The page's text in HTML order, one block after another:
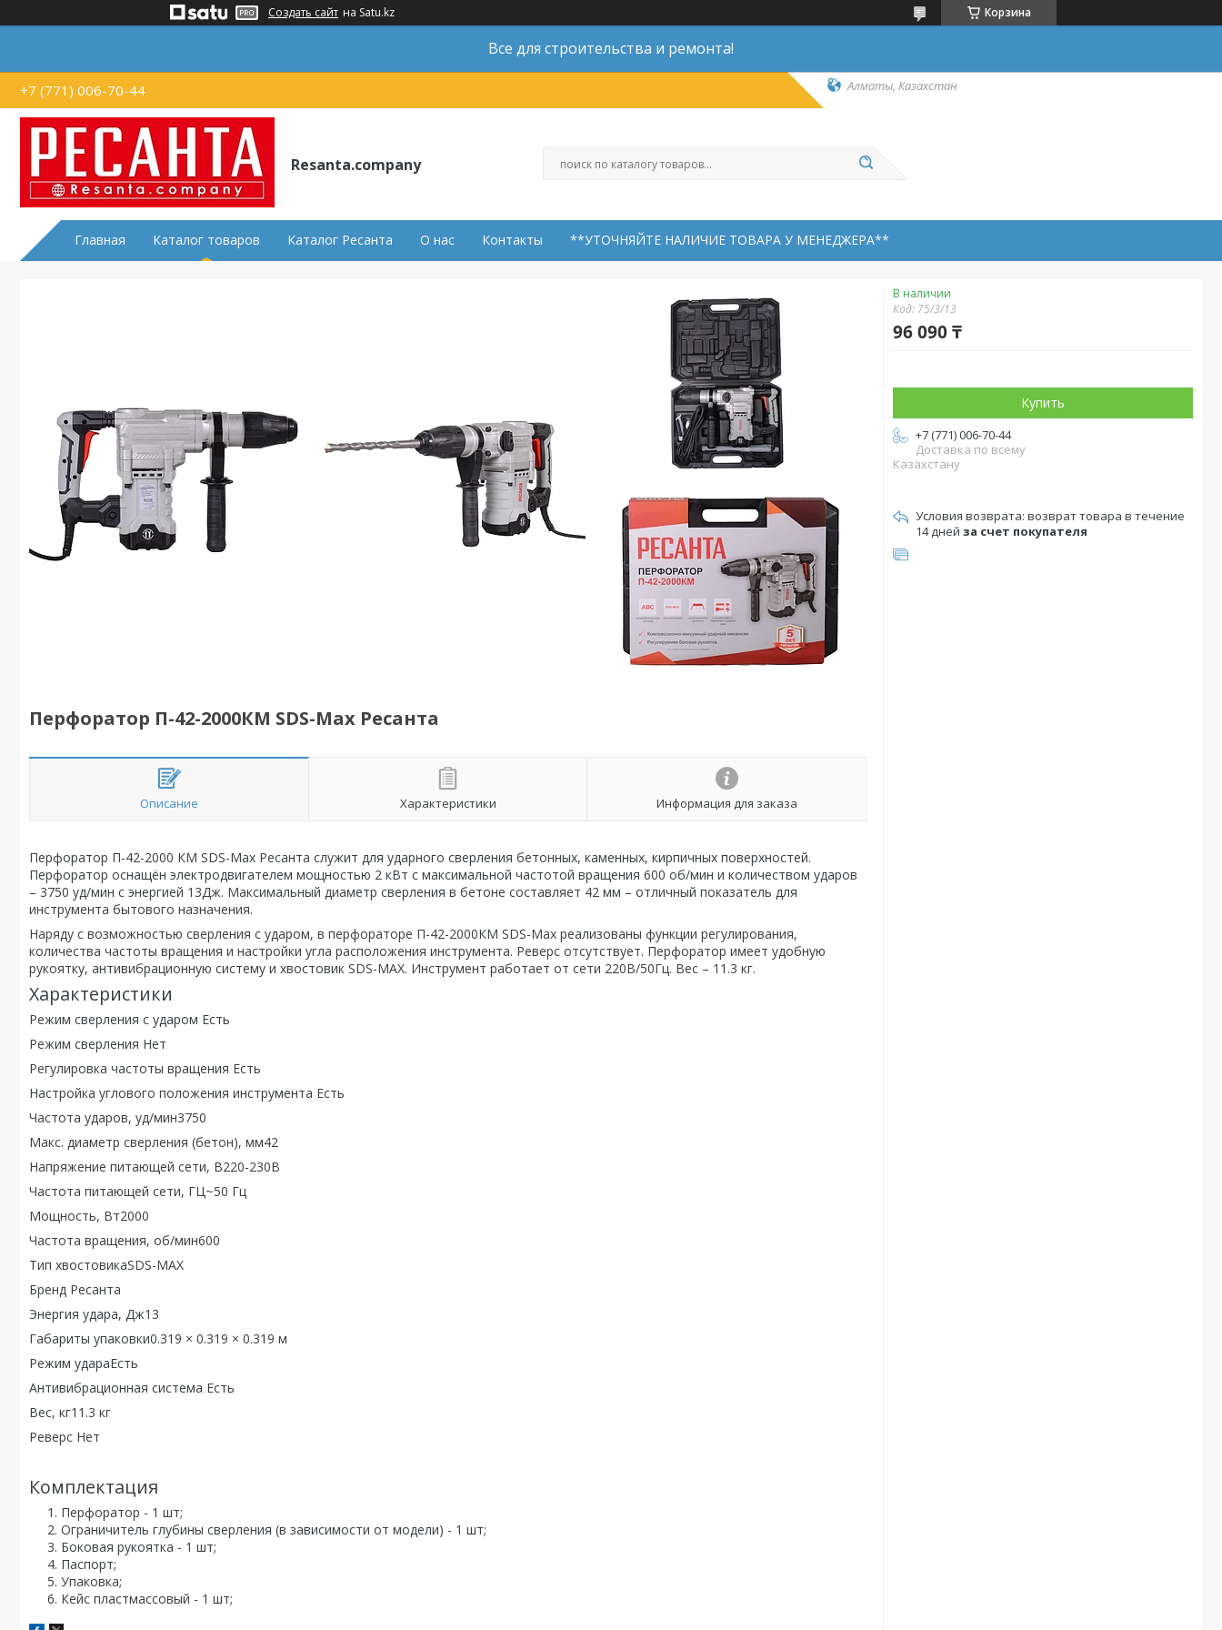
Создать сайт на Satu.kz Корзина
Все для строительства и ремонта!
+7 (771) 006-70-44 Алматы, Казахстан
Resanta.company
Главная Каталог товаров Каталог Ресанта О нас Контакты **УТОЧНЯЙТЕ НАЛИЧИЕ ТОВАРА У МЕНЕДЖЕРА**
Перфоратор П-42-2000КМ SDS-Max Ресанта
Описание Характеристики Информация для заказа
Перфоратор П-42-2000 КМ SDS-Max Ресанта служит для ударного сверления бетонных, каменных, кирпичных поверхностей.
Перфоратор оснащён электродвигателем мощностью 2 кВт с максимальной частотой вращения 600 об/мин и количеством ударов
– 3750 уд/мин с энергией 13Дж. Максимальный диаметр сверления в бетоне составляет 42 мм – отличный показатель для
инструмента бытового назначения.
Наряду с возможностью сверления с ударом, в перфораторе П-42-2000КМ SDS-Max реализованы функции регулирования,
количества частоты вращения и настройки угла расположения инструмента. Реверс отсутствует. Перфоратор имеет удобную
рукоятку, антивибрационную систему и хвостовик SDS-MAX. Инструмент работает от сети 220В/50Гц. Вес – 11.3 кг.
Характеристики
Режим сверления с ударом Есть
Режим сверления Нет
Регулировка частоты вращения Есть
Настройка углового положения инструмента Есть
Частота ударов, уд/мин3750
Макс. диаметр сверления (бетон), мм42
Напряжение питающей сети, В220-230В
Частота питающей сети, ГЦ~50 Гц
Мощность, Вт2000
Частота вращения, об/мин600
Тип хвостовикаSDS-MAX
Бренд Ресанта
Энергия удара, Дж13
Габариты упаковки0.319 × 0.319 × 0.319 м
Режим удараЕсть
Антивибрационная система Есть
Вес, кг11.3 кг
Реверс Нет
Комплектация
Перфоратор - 1 шт;
Ограничитель глубины сверления (в зависимости от модели) - 1 шт;
Боковая рукоятка - 1 шт;
Паспорт;
Упаковка;
Кейс пластмассовый - 1 шт;
В наличии
Код: 75/3/13
96 090 ₸
Купить
+7 (771) 006-70-44
Доставка по всему
Казахстану
возврат товара в течение
14 дней за счет покупателя